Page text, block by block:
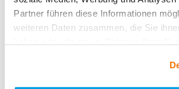
Partner führen diese Informationen
weiteren Daten zusammen, die Sie